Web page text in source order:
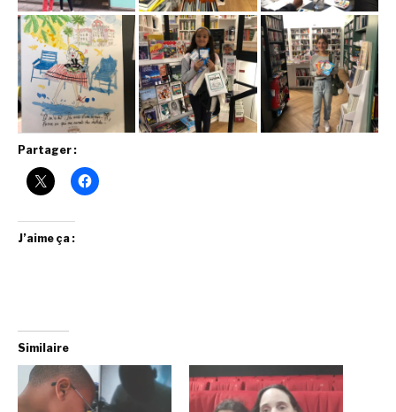
Partager :
J’aime ça :
Similaire